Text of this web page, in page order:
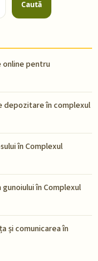
Caută
online pentru
depozitare în complexul
în Complexul
în Complexul
și comunicarea în